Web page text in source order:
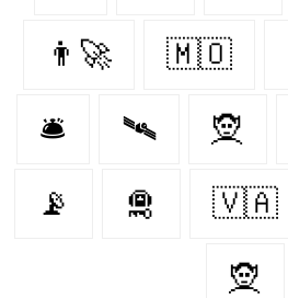
👨‍🚀 🇲🇴
🛎 🛰 🧝‍
📡 🛅 🇻🇦
🧝